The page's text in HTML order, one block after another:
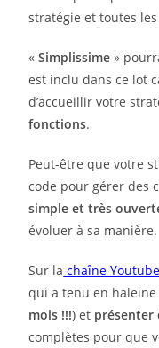
stratégie et toutes
«Simplissime »
est inclu dans ce lot
d’accueillir votre
fonctions.
Peut-être que votre
code pour gérer des
simple et très
évoluer à sa manière.
Sur la chaîne Youtube
qui a tenu en
mois !!!) et présenter
complètes pour que